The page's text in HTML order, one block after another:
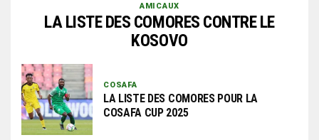
AMICAUX
LA LISTE DES COMORES CONTRE LE
KOSOVO
COSAFA
LA LISTE DES COMORES POUR LA
COSAFA CUP 2025